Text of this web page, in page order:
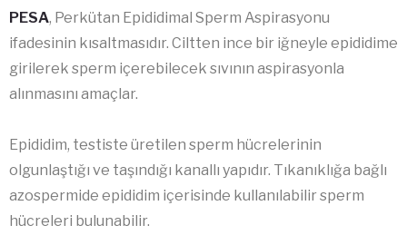
PESA, Perkütan Epididimal Sperm Aspirasyonu
ifadesinin kısaltmasıdır. Ciltten ince bir iğneyle epididime
girilerek sperm içerebilecek sıvının aspirasyonla
alınmasını amaçlar.
Epididim, testiste üretilen sperm hücrelerinin
olgunlaştığı ve taşındığı kanallı yapıdır. Tıkanıklığa bağlı
azospermide epididim içerisinde kullanılabilir sperm
hücreleri bulunabilir.